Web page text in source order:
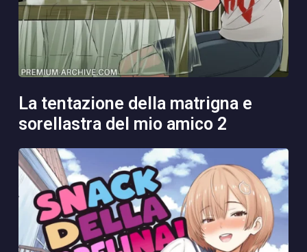
la tentazione della matrigna e
sorellastra del mio amico 2